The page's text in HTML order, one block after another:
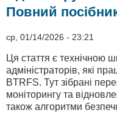
Proxmox
Повний
посібник
(2026)
Повний
ср, 01/14/2026 - 23:21
Ця стаття є технічною
адміністраторів, які
BTRFS. Тут зібрані
моніторингу та
також алгоритми